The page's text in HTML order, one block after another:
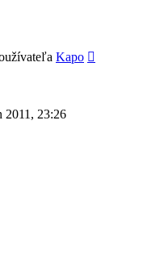
Kapo
2011, 23:26